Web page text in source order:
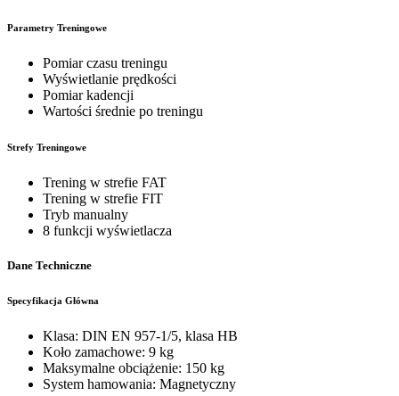
Parametry Treningowe
Pomiar czasu treningu
Wyświetlanie prędkości
Pomiar kadencji
Wartości średnie po treningu
Strefy Treningowe
Trening w strefie FAT
Trening w strefie FIT
Tryb manualny
8 funkcji wyświetlacza
Dane Techniczne
Specyfikacja Główna
Klasa: DIN EN 957-1/5, klasa HB
Koło zamachowe: 9 kg
Maksymalne obciążenie: 150 kg
System hamowania: Magnetyczny